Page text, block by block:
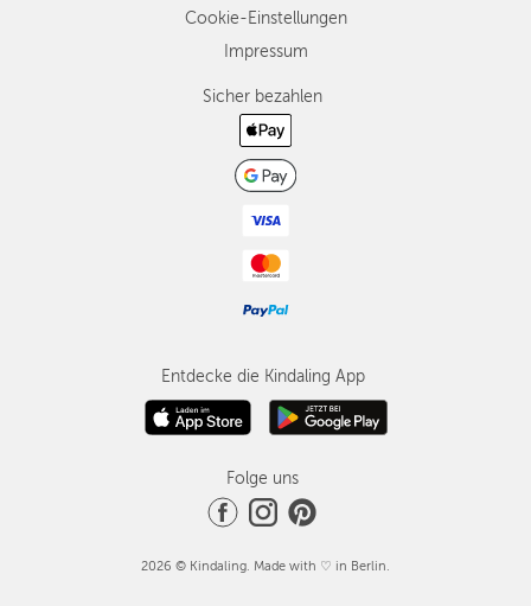
Cookie-Einstellungen
Impressum
Sicher bezahlen
Entdecke die Kindaling App
Folge uns
2026 © Kindaling. Made with ♡ in Berlin.